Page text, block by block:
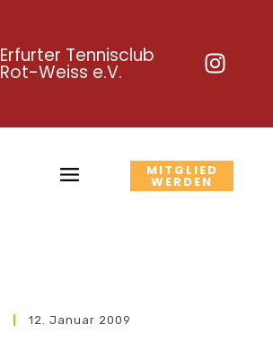
Erfurter Tennisclub
Rot-Weiss e.V.
MITGLIED
WERDEN
12. Januar 2009